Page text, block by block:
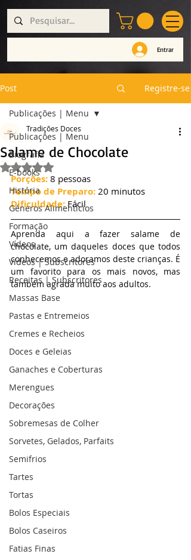
Entrar
Post Registre-se
Publicações | Menu
Biografia
E-books
História
Géneros Alimentícios
Formação
Vídeos
Vídeos | Subscritores
Receitas | Subscritores
Massas Base
Pastas e Entremeios
Cremes e Recheios
Doces e Geleias
Ganaches e Coberturas
Merengues
Decorações
Sobremesas de Colher
Sorvetes, Gelados, Parfaits
Semifrios
Tartes
Tortas
Bolos Especiais
Bolos Caseiros
Fatias Finas
Publicações | Menu
Salame de Chocolate
Tradições Doces
Avaliado com NaN de 5 estrelas.
Porções: 8 pessoas
Tempo de Preparo: 20 minutos
Dificuldade: Fácil
Aprenda aqui a fazer salame de
chocolate, um daqueles doces que todos
conhecemos e adoramos deste crianças. É
um favorito para os mais novos, mas
também agrada muito aos adultos.